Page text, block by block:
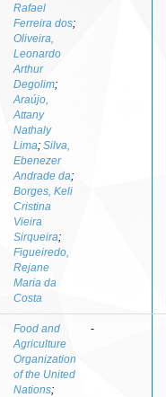
Rafael
Ferreira dos;
Oliveira,
Leonardo
Arthur
Degolim;
Araújo,
Attany
Nathaly
Lima; Silva,
Ebenezer
Andrade da;
Borges, Keli
Cristina
Vieira
Sirqueira;
Figueiredo,
Rejane
Maria da
Costa
Food and
Agriculture
Organization
of the United
Nations;
-